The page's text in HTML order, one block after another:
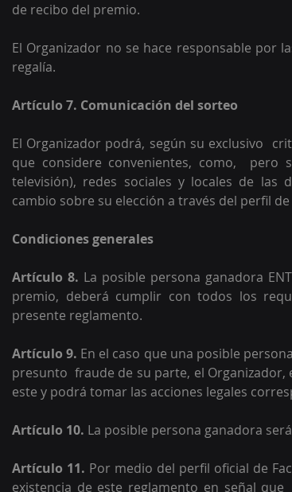
de recibo del premio.
El Organizador no se hace responsable por
regalía.
Artículo 7. Comunicación del sorteo
El Organizador podrá, según su exclusivo
que considere convenientes, como,  pero
televisión), redes sociales y locales de las
cambio sobre su elección a través del perfil
Condiciones generales
Artículo 8. La posible persona ganadora
premio, deberá cumplir con todos los
presente reglamento.
Artículo 9. En el caso que una posible
presunto  fraude de su parte, el
este y podrá tomar las acciones legales
Artículo 10. La posible persona ganadora
Artículo 11. Por medio del perfil oficial de
existencia de este reglamento en señal